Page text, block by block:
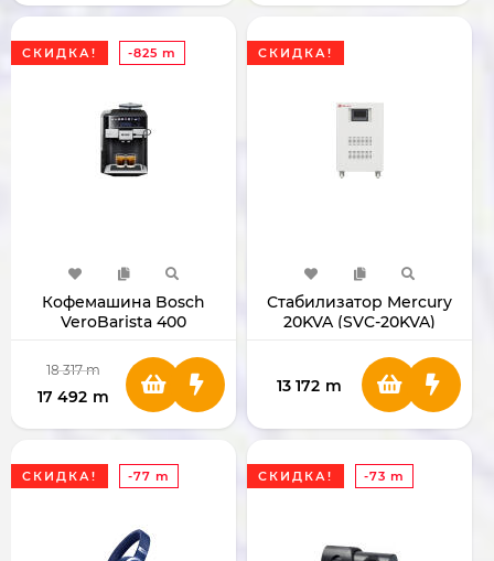
СКИДКА! -825 m
Кофемашина Bosch
VeroBarista 400
18 317 m
17 492 m
СКИДКА!
Стабилизатор Mercury
20KVA (SVC-20KVA)
13 172 m
СКИДКА! -77 m СКИДКА! -73 m